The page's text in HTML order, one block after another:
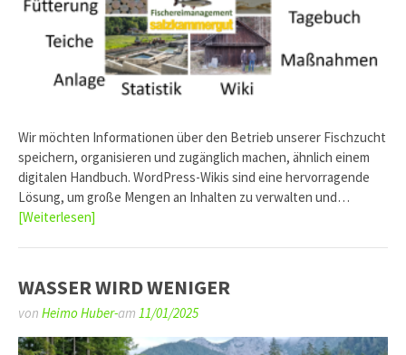
Wir möchten Informationen über den Betrieb unserer Fischzucht
speichern, organisieren und zugänglich machen, ähnlich einem
digitalen Handbuch. WordPress-Wikis sind eine hervorragende
Lösung, um große Mengen an Inhalten zu verwalten und…
[Weiterlesen]
WASSER WIRD WENIGER
von Heimo Huber-am 11/01/2025